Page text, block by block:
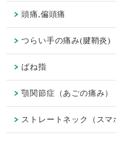
頭痛,偏頭痛
つらい手の痛み(腱鞘炎)
ばね指
顎関節症（あごの痛み）
ストレートネック（スマ